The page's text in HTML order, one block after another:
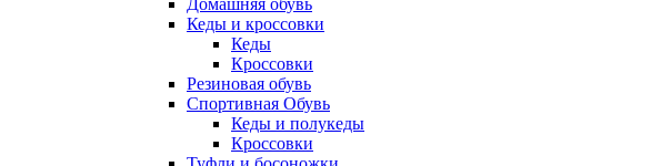
Домашняя обувь
Кеды и кроссовки
Кеды
Кроссовки
Резиновая обувь
Спортивная Обувь
Кеды и полукеды
Кроссовки